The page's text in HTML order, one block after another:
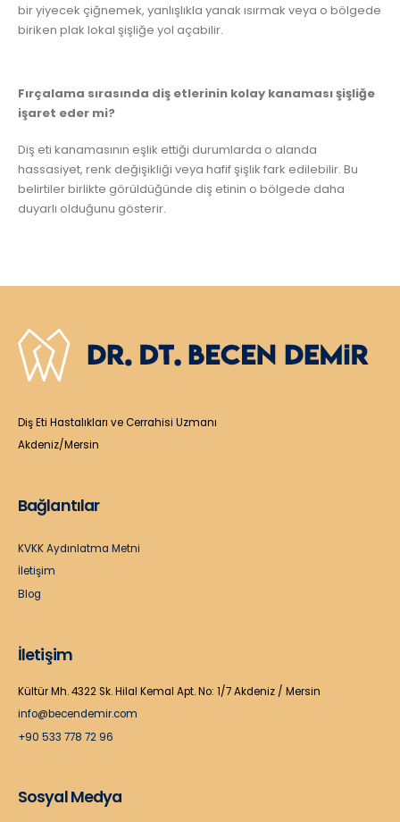
bir yiyecek çiğnemek, yanlışlıkla yanak ısırmak veya o bölgede
biriken plak lokal şişliğe yol açabilir.
Fırçalama sırasında diş etlerinin kolay kanaması şişliğe
işaret eder mi?
Diş eti kanamasının eşlik ettiği durumlarda o alanda
hassasiyet, renk değişikliği veya hafif şişlik fark edilebilir. Bu
belirtiler birlikte görüldüğünde diş etinin o bölgede daha
duyarlı olduğunu gösterir.
Diş Eti Hastalıkları ve Cerrahisi Uzmanı
Akdeniz/Mersin
Bağlantılar
KVKK Aydınlatma Metni
İletişim
Blog
İletişim
Kültür Mh. 4322 Sk. Hilal Kemal Apt. No: 1/7 Akdeniz / Mersin
info@becendemir.com
+90 533 778 72 96
Sosyal Medya